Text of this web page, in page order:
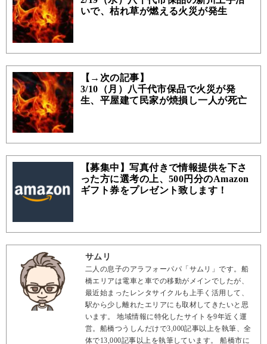
いで、枯れ草が燃える火災が発生
【→次の記事】
3/10（月）八千代市保品で火災が発
生、平屋建て民家が焼損し一人が死亡
【募集中】写真付きで情報提供を下さ
った方に選考の上、500円分のAmazon
ギフト券をプレゼント致します！
サムリ
二人の息子のアラフォーパパ「サムリ」です。船
橋エリアは電車と車での移動がメインでしたが、
最近始まったレンタサイクルも上手く活用して、
駅から少し離れたエリアにも取材してきたいと思
います。 地域情報に特化したサイトを9年近く運
営。船橋つうしんだけで3,000記事以上を執筆、全
体で13,000記事以上を執筆しています。 船橋市に